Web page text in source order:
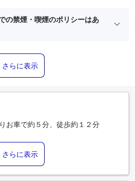
の禁煙・喫煙のポリシーはあ
さらに表示
お車で約５分、徒歩約１２分
さらに表示